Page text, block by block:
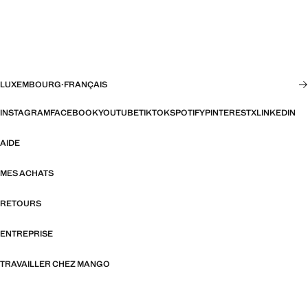
LUXEMBOURG·FRANÇAIS
INSTAGRAMFACEBOOKYOUTUBETIKTOKSPOTIFYPINTERESTXLINKEDIN
AIDE
MES ACHATS
RETOURS
ENTREPRISE
TRAVAILLER CHEZ MANGO